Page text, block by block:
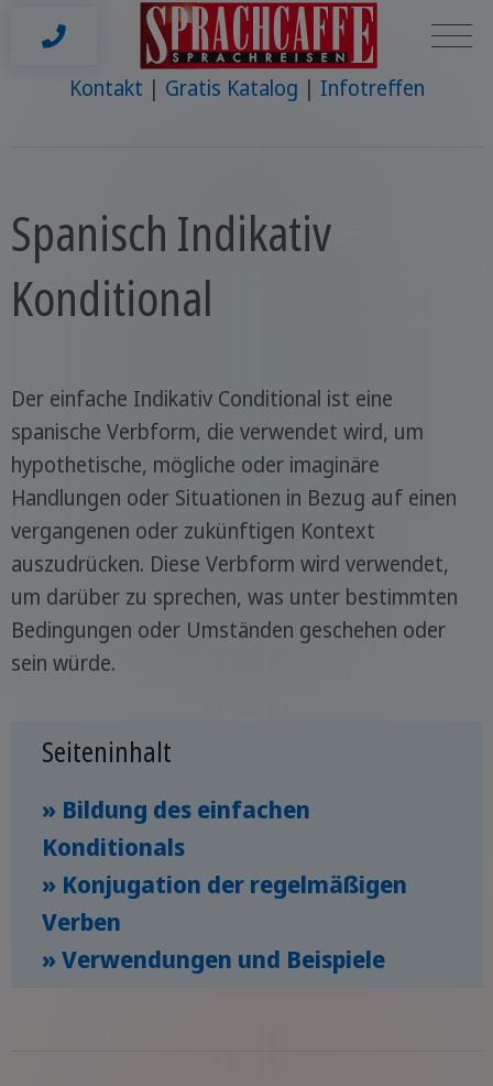
Kontakt Gratis Katalog Infotreffen
Spanisch Indikativ
Konditional
Der einfache Indikativ Conditional ist eine
spanische Verbform, die verwendet wird, um
hypothetische, mögliche oder imaginäre
Handlungen oder Situationen in Bezug auf einen
vergangenen oder zukünftigen Kontext
auszudrücken. Diese Verbform wird verwendet,
um darüber zu sprechen, was unter bestimmten
Bedingungen oder Umständen geschehen oder
sein würde.
Seiteninhalt
» Bildung des einfachen
Konditionals
» Konjugation der regelmäßigen
Verben
» Verwendungen und Beispiele